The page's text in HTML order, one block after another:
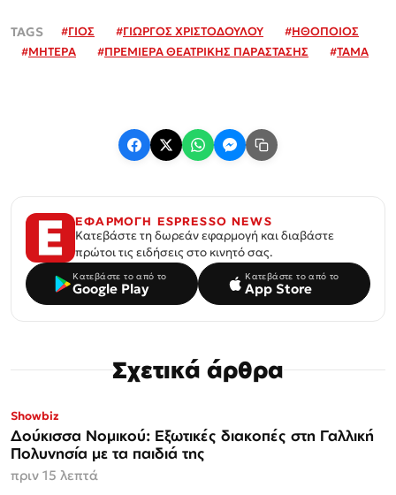
#ΓΙΟΣ #ΓΙΩΡΓΟΣ ΧΡΙΣΤΟΔΟΥΛΟΥ #ΗΘΟΠΟΙΟΣ
#ΜΗΤΕΡΑ #ΠΡΕΜΙΕΡΑ ΘΕΑΤΡΙΚΗΣ ΠΑΡΑΣΤΑΣΗΣ #ΤΑΜΑ
ΕΦΑΡΜΟΓΗ ESPRESSO NEWS
Κατεβάστε τη δωρεάν εφαρμογή και διαβάστε
πρώτοι τις ειδήσεις στο κινητό σας.
Κατεβάστε το από το
Google Play
Κατεβάστε το από το
App Store
Σχετικά άρθρα
Showbiz
Δούκισσα Νομικού: Εξωτικές διακοπές στη Γαλλική
Πολυνησία με τα παιδιά της
πριν 15 λεπτά